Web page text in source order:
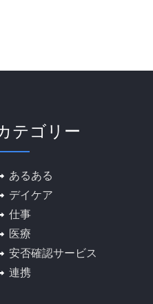
テゴリー
あるある
デイケア
仕事
医療
安否確認サービス
連携